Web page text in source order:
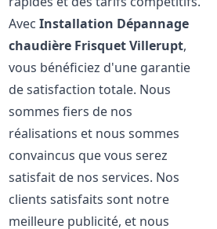
AvecInstallation Dépannage
chaudière FrisquetVillerupt,
vous bénéficiez d'une garantie
de satisfaction totale. Nous
sommes fiers de nos
réalisations et nous sommes
convaincus que vous serez
satisfait de nos services. Nos
clients satisfaits sont notre
meilleure publicité, et nous